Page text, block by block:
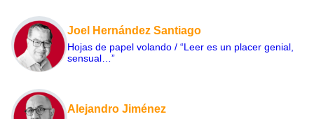
Joel Hernández Santiago
Hojas de papel volando / “Leer es un placer genial,
sensual…”
Alejandro Jiménez